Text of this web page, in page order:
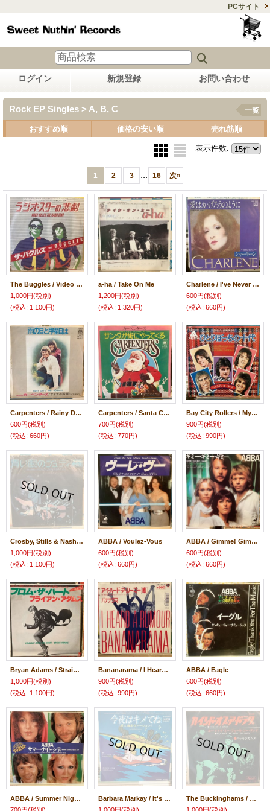
PCサイト
ログイン 新規登録 お問い合わせ
Rock EP Singles > A, B, C 一覧
おすすめ順 価格の安い順 売れ筋順
表示件数:
1 2 3 ... 16 次»
The Buggles / Video Killed The Radio Star
1,000円(税別)
(税込: 1,100円)
a-ha / Take On Me
1,200円(税別)
(税込: 1,320円)
Charlene / I've Never Been To Me
600円(税別)
(税込: 660円)
Carpenters / Rainy Days And Mondays
600円(税別)
(税込: 660円)
Carpenters / Santa Claus Is Coming To Town
700円(税別)
(税込: 770円)
Bay City Rollers ‎/ My Teenage Heart
900円(税別)
(税込: 990円)
Crosby, Stills & Nash / Suite: Judy Blue Eyes
1,000円(税別)
(税込: 1,100円)
ABBA / Voulez-Vous
600円(税別)
(税込: 660円)
ABBA / Gimme! Gimme! Gimme!
600円(税別)
(税込: 660円)
Bryan Adams ‎/ Straight From The Heart
1,000円(税別)
(税込: 1,100円)
Bananarama / I Heard A Rumour
900円(税別)
(税込: 990円)
ABBA / Eagle
600円(税別)
(税込: 660円)
ABBA / Summer Night City
Barbara Markay / It's All Rite...
The Buckinghams / Kind Of A Drag